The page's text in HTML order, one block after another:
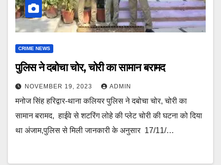
CRIME NEWS
पुलिस ने दबोचा चोर, चोरी का सामान बरामद
NOVEMBER 19, 2023 ADMIN
मनोज सिंह हरिद्वार-थाना कलियर पुलिस ने दबोचा चोर, चोरी का
सामान बरामद, हाईवे से शटरिंग लोहे की प्लेट चोरी की घटना को दिया
था अंजाम,पुलिस से मिली जानकारी के अनुसार 17/11/…